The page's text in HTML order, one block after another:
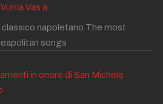
Vas à
napoletano The most
songs
in onore di San Michele